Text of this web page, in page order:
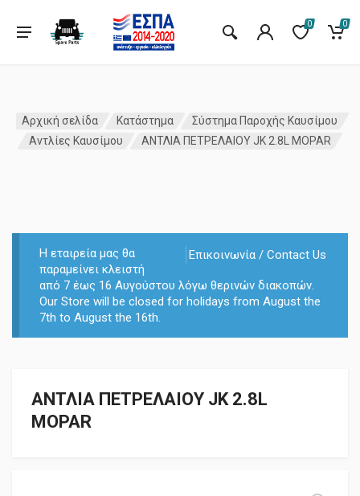
0 0
Αρχική σελίδα Κατάστημα
Σύστημα Παροχής Καυσίμου
Αντλίες Καυσίμου
ΑΝΤΛΙΑ ΠΕΤΡΕΛΑΙΟΥ JK 2.8L MOPAR
Επικοινωνία / Contact Us
Η εταιρεία μας θα
παραμείνει κλειστή
από 7 έως 16 Αυγούστου λόγω θερινών διακοπών.
Our Store will be closed for holidays from August the
7th to August the 16th.
ΑΝΤΛΙΑ ΠΕΤΡΕΛΑΙΟΥ JK 2.8L
MOPAR